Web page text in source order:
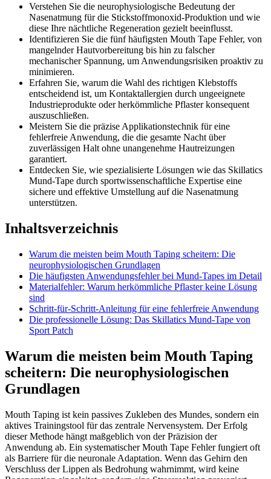
Verstehen Sie die neurophysiologische Bedeutung der
Nasenatmung für die Stickstoffmonoxid-Produktion und wie
diese Ihre nächtliche Regeneration gezielt beeinflusst.
Identifizieren Sie die fünf häufigsten Mouth Tape Fehler, von
mangelnder Hautvorbereitung bis hin zu falscher
mechanischer Spannung, um Anwendungsrisiken proaktiv zu
minimieren.
Erfahren Sie, warum die Wahl des richtigen Klebstoffs
entscheidend ist, um Kontaktallergien durch ungeeignete
Industrieprodukte oder herkömmliche Pflaster konsequent
auszuschließen.
Meistern Sie die präzise Applikationstechnik für eine
fehlerfreie Anwendung, die die gesamte Nacht über
zuverlässigen Halt ohne unangenehme Hautreizungen
garantiert.
Entdecken Sie, wie spezialisierte Lösungen wie das Skillatics
Mund-Tape durch sportwissenschaftliche Expertise eine
sichere und effektive Umstellung auf die Nasenatmung
unterstützen.
Inhaltsverzeichnis
Warum die meisten beim Mouth Taping scheitern: Die
neurophysiologischen Grundlagen
Die häufigsten Anwendungsfehler bei Mund-Tapes im Detail
Materialfehler: Warum herkömmliche Pflaster keine Lösung
sind
Schritt-für-Schritt-Anleitung für eine fehlerfreie Anwendung
Die professionelle Lösung: Das Skillatics Mund-Tape von
Sport Patch
Warum die meisten beim Mouth Taping
scheitern: Die neurophysiologischen
Grundlagen
Mouth Taping ist kein passives Zukleben des Mundes, sondern ein
aktives Trainingstool für das zentrale Nervensystem. Der Erfolg
dieser Methode hängt maßgeblich von der Präzision der
Anwendung ab. Ein systematischer Mouth Tape Fehler fungiert oft
als Barriere für die neuronale Adaptation. Wenn das Gehirn den
Verschluss der Lippen als Bedrohung wahrnimmt, wird keine